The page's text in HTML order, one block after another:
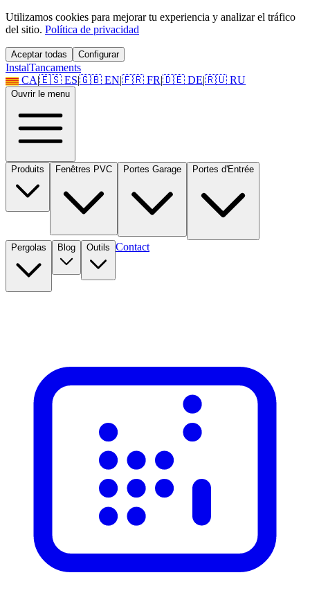
Utilizamos cookies para mejorar tu experiencia y analizar el tráfico
del sitio. Política de privacidad
Aceptar todas Configurar
InstalTancaments
CA|🇪🇸 ES|🇬🇧 EN|🇫🇷 FR|🇩🇪 DE|🇷🇺 RU
Ouvrir le menu
Produits Fenêtres PVC Portes Garage Portes d'Entrée
Pergolas Blog Outils Contact